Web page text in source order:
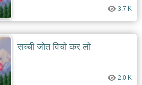
3.7 K
सच्ची जोत विचो कर लो
2.0 K